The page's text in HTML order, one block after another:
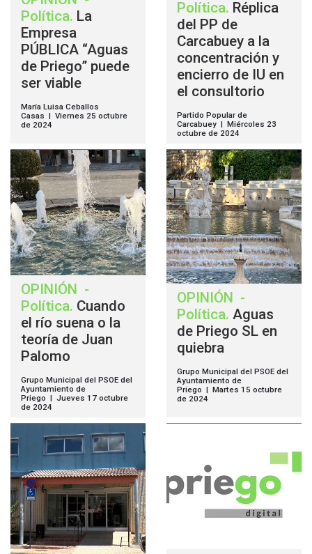
Política. La
Empresa
PÚBLICA “Aguas
de Priego” puede
ser viable
María Luisa Ceballos
Casas | Viernes 25 octubre
de 2024
Política. Réplica
del PP de
Carcabuey a la
concentración y
encierro de IU en
el consultorio
Partido Popular de
Carcabuey | Miércoles 23
octubre de 2024
OPINIÓN
-
Política. Cuando
el río suena o la
teoría de Juan
Palomo
Grupo Municipal del PSOE del
Ayuntamiento de
Priego | Jueves 17 octubre
de 2024
OPINIÓN
-
Política. Aguas
de Priego SL en
quiebra
Grupo Municipal del PSOE del
Ayuntamiento de
Priego | Martes 15 octubre
de 2024